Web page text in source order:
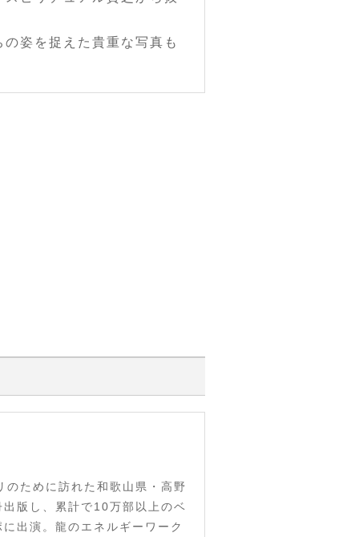
姿を捉えた貴重な写真も
ために訪れた和歌山県・高野
版し、累計で10万部以上のベ
出演。龍のエネルギーワーク